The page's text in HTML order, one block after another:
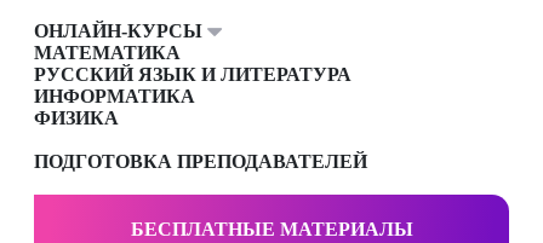
ОНЛАЙН-КУРСЫ
МАТЕМАТИКА
РУССКИЙ ЯЗЫК И ЛИТЕРАТУРА
ИНФОРМАТИКА
ФИЗИКА
ПОДГОТОВКА ПРЕПОДАВАТЕЛЕЙ
БЕСПЛАТНЫЕ МАТЕРИАЛЫ